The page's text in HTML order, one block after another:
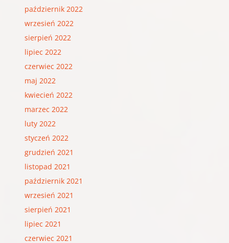
październik 2022
wrzesień 2022
sierpień 2022
lipiec 2022
czerwiec 2022
maj 2022
kwiecień 2022
marzec 2022
luty 2022
styczeń 2022
grudzień 2021
listopad 2021
październik 2021
wrzesień 2021
sierpień 2021
lipiec 2021
czerwiec 2021